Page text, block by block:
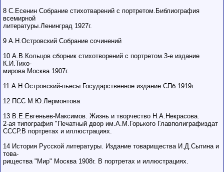
8 С.Есенин Собрание стихотварений с портретом.Библиография
всемирной
литературы.Ленинград 1927г.
9 А.Н.Островский Собрание сочинений
10 А.В.Кольцов сборник стихотворений с портретом.3-е издание
К.И.Тихо-
мирова Москва 1907г.
11 А.Н.Островский-пьесы Государственное издание СПб 1919г.
12 ПСС М.Ю.Лермонтова
13 В.Е.Евгеньев-Максимов. Жизнь и творчество Н.А.Некрасова.
2-ая типография "Печатный двор им.А.М.Горького Главполиграфиздат
СССР.В портретах и иллюстрациях.
14 История Русской литературы. Издание товарищества И.Д.Сытина и
това-
рищества "Мир" Москва 1908г. В портретах и иллюстрациях.